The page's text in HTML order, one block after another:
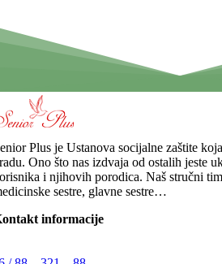
Plus je Ustanova socijalne zaštite
Ono što nas izdvaja od ostalih jeste
i njihovih porodica. Naš stručni
sestre, glavne sestre…
informacije